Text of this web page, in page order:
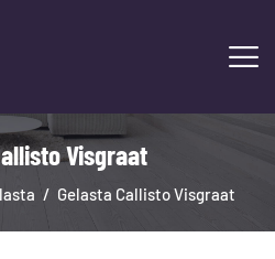
Visgraat
Gelasta Callisto Visgraat